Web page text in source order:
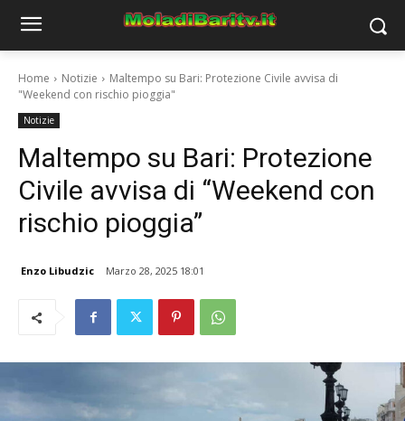
Home Notizie
Maltempo su Bari: Protezione Civile avvisa di
"Weekend con rischio pioggia"
Notizie
Maltempo su Bari: Protezione
Civile avvisa di “Weekend con
rischio pioggia”
Enzo Libudzic Marzo 28, 2025 18:01